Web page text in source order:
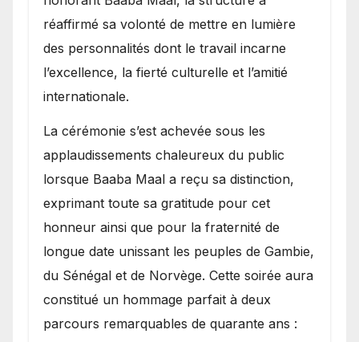
réaffirmé sa volonté de mettre en lumière
des personnalités dont le travail incarne
l’excellence, la fierté culturelle et l’amitié
internationale.
​La cérémonie s’est achevée sous les
applaudissements chaleureux du public
lorsque Baaba Maal a reçu sa distinction,
exprimant toute sa gratitude pour cet
honneur ainsi que pour la fraternité de
longue date unissant les peuples de Gambie,
du Sénégal et de Norvège. Cette soirée aura
constitué un hommage parfait à deux
parcours remarquables de quarante ans :